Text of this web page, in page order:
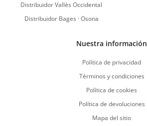
Distribuidor Vallès Occidental
Distribuidor Bages · Osona
Nuestra información
Política de privacidad
Términos y condiciones
Política de cookies
Política de devoluciones
Mapa del sitio